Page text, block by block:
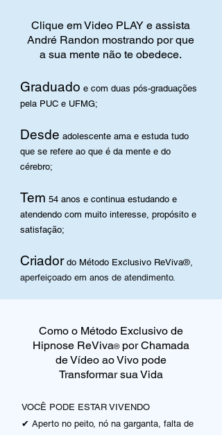
Clique em Video PLAY e assista
André Randon mostrando por que
a sua mente não te obedece.
Graduado e com duas pós-graduações
pela PUC e UFMG;
Desde adolescente ama e estuda tudo
que se refere ao que é da mente e do
cérebro;
Tem 54 anos e continua estudando e
atendendo com muito interesse, propósito e
satisfação;
Criadordo Método Exclusivo ReViva®,
aperfeiçoado em anos de atendimento.
Como o Método Exclusivo de
Hipnose ReViva®por Chamada
de Vídeo ao Vivo pode
Transformar sua Vida
VOCÊ PODE ESTAR VIVENDO
✔ Aperto no peito, nó na garganta, falta de